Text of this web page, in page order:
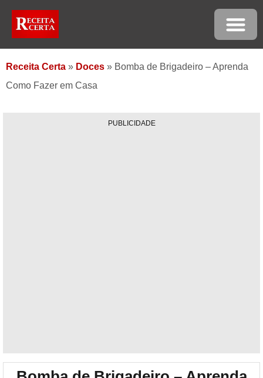
Receita Certa » Doces » Bomba de Brigadeiro – Aprenda
Como Fazer em Casa
PUBLICIDADE